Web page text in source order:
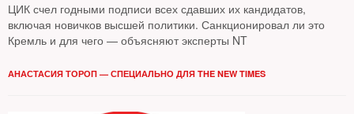
ЦИК счел годными подписи всех сдавших их кандидатов,
включая новичков высшей политики. Санкционировал ли это
Кремль и для чего — объясняют эксперты NT
АНАСТАСИЯ ТОРОП — СПЕЦИАЛЬНО ДЛЯ THE NEW TIMES